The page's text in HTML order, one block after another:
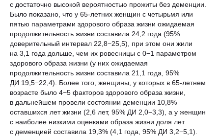
с достаточно высокой вероятностью прожиты без деменции.
Было показано, что у 65-летних женщин с четырьмя или
пятью параметрами здорового образа жизни ожидаемая
продолжительность жизни составила 24,2 года (95%
доверительный интервал 22,8−25,5), при этом они жили
на 3,1 года дольше, чем их ровесницы с 0−1 параметром
здорового образа жизни (у них ожидаемая
продолжительность жизни составила 21,1 года, 95%
ДИ 19,5−22,4). Более того, женщины, у которых в 65-летнем
возрасте было 4−5 факторов здорового образа жизни,
в дальнейшем провели состоянии деменции 10,8%
оставшихся лет жизни (2,6 лет, 95% ДИ 2,0−3,3), а у женщин
с наиболее низкими оценками образа жизни доля лет
с деменцией составила 19,3% (4,1 года, 95% ДИ 3,2−5,1).